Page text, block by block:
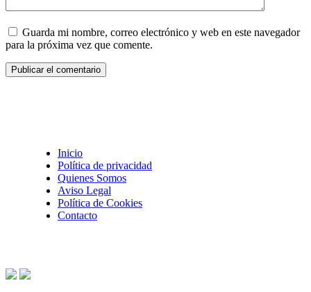
Guarda mi nombre, correo electrónico y web en este navegador
para la próxima vez que comente.
Inicio
Política de privacidad
Quienes Somos
Aviso Legal
Política de Cookies
Contacto